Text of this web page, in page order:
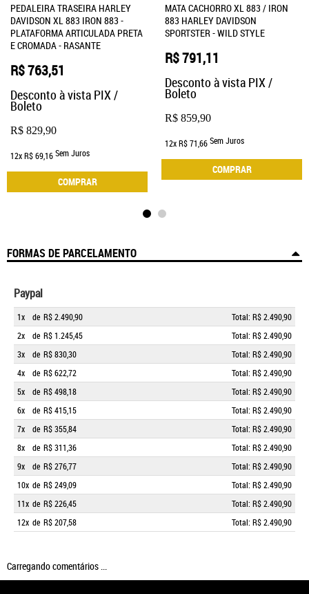
PEDALEIRA TRASEIRA HARLEY
DAVIDSON XL 883 IRON 883 -
PLATAFORMA ARTICULADA PRETA
E CROMADA - RASANTE
R$ 829,90
R$ 763,51
Desconto à vista PIX /
Boleto
12xR$ 69,16Sem Juros
COMPRAR
MATA CACHORRO XL 883 / IRON
883 HARLEY DAVIDSON
SPORTSTER - WILD STYLE
R$ 859,90
R$ 791,11
Desconto à vista PIX /
Boleto
12xR$ 71,66Sem Juros
COMPRAR
FORMAS DE PARCELAMENTO
Paypal
1x de R$ 2.490,90
Total: R$ 2.490,90
2x
de R$ 1.245,45
Total: R$ 2.490,90
3x
de R$ 830,30
Total: R$ 2.490,90
4x
de R$ 622,72
Total: R$ 2.490,90
5x
de R$ 498,18
Total: R$ 2.490,90
6x
de R$ 415,15
Total: R$ 2.490,90
7x
de R$ 355,84
Total: R$ 2.490,90
8x
de R$ 311,36
Total: R$ 2.490,90
9x
de R$ 276,77
Total: R$ 2.490,90
10x de R$ 249,09
Total: R$ 2.490,90
11x de R$ 226,45
Total: R$ 2.490,90
12x de R$ 207,58 Total: R$ 2.490,90
Carregando comentários ...